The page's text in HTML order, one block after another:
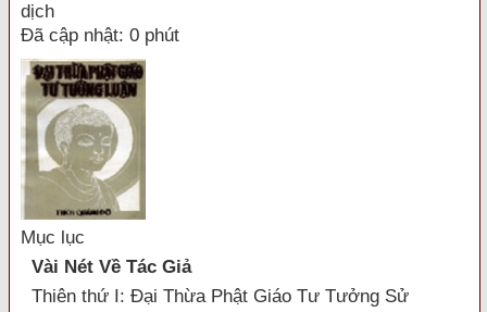
dịch
Đã cập nhật: 0 phút
Mục lục
Vài Nét Về Tác Giả
Thiên thứ I: Đại Thừa Phật Giáo Tư Tưởng Sử